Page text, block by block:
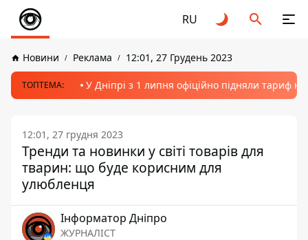
RU
Новини Реклама 12:01, 27 Грудень 2023
ТОПТЕМА: У Дніпрі з 1 липня офіційно підняли тариф
12:01, 27 грудня 2023
Тренди та новинки у світі товарів для
тварин: що буде корисним для
улюбленця
Інформатор Дніпро
ЖУРНАЛІСТ